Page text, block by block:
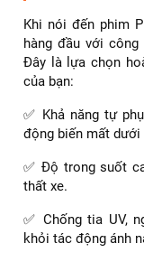
Khi nói đến phim
hàng đầu với
Đây là lựa chọn
của bạn:
✅ Khả năng tự
động biến mất
✅ Độ trong suốt
thất xe.
✅ Chống tia UV,
khỏi tác động ánh